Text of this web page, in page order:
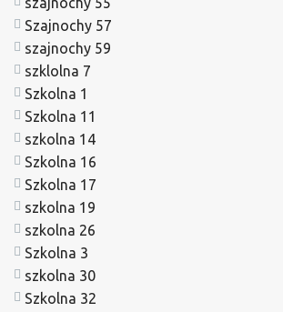
Szajnochy 57
szajnochy 59
szklolna 7
Szkolna 1
Szkolna 11
szkolna 14
Szkolna 16
Szkolna 17
szkolna 19
szkolna 26
Szkolna 3
szkolna 30
Szkolna 32